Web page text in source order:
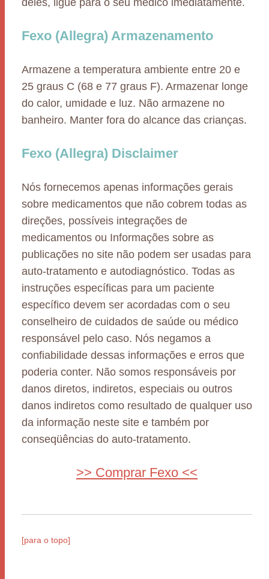
deles, ligue para o seu médico imediatamente.
Fexo (Allegra) Armazenamento
Armazene a temperatura ambiente entre 20 e
25 graus C (68 e 77 graus F). Armazenar longe
do calor, umidade e luz. Não armazene no
banheiro. Manter fora do alcance das crianças.
Fexo (Allegra) Disclaimer
Nós fornecemos apenas informações gerais
sobre medicamentos que não cobrem todas as
direções, possíveis integrações de
medicamentos ou Informações sobre as
publicações no site não podem ser usadas para
auto-tratamento e autodiagnóstico. Todas as
instruções específicas para um paciente
específico devem ser acordadas com o seu
conselheiro de cuidados de saúde ou médico
responsável pelo caso. Nós negamos a
confiabilidade dessas informações e erros que
poderia conter. Não somos responsáveis por
danos diretos, indiretos, especiais ou outros
danos indiretos como resultado de qualquer uso
da informação neste site e também por
conseqüências do auto-tratamento.
>> Comprar Fexo <<
[para o topo]